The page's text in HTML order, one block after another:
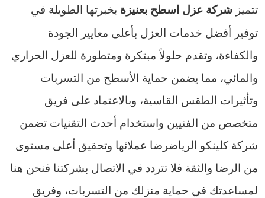
تتميز شركة عزل اسطح بعنيزة بخبرتها الطويلة في
توفير أفضل خدمات العزل بأعلى معايير الجودة
والكفاءة، وتقدم حلولاً مبتكرة ومتطورة للعزل الحراري
والمائي، مما يضمن حماية الأسطح من التسربات
وتأثيرات الطقس القاسية، وبالاعتماد على فريق
متخصص من الفنيين واستخدام أحدث التقنيات تضمن
شركة كلينكو الرياضرضا عملائها وتحقيق أعلى مستوى
من الرضا والثقة فلا تتردد في الاتصال بشركتنا فنحن هنا
لمساعدتك في حماية منزلك من التسربات، وفريق